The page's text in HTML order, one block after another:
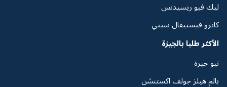
ليك فيو ريسيدنس
كايرو فيستيفال سيتي
الأكثر طلبا بالجيزة
نيو جيزة
بالم هيلز جولف اكستنشن